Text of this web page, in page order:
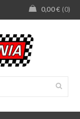
0,00€ 0